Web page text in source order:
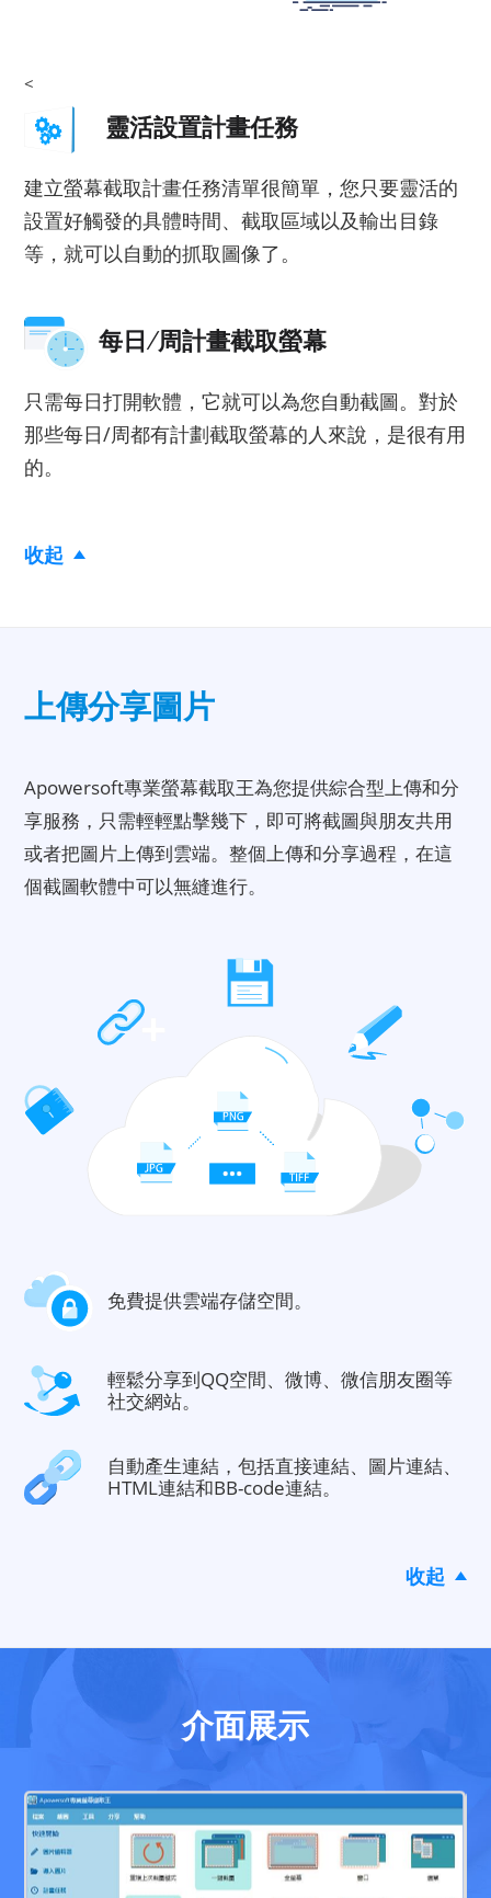
<
靈活設置計畫任務
建立螢幕截取計畫任務清單很簡單，您只要靈活的
設置好觸發的具體時間、截取區域以及輸出目錄
等，就可以自動的抓取圖像了。
每日/周計畫截取螢幕
只需每日打開軟體，它就可以為您自動截圖。對於
那些每日/周都有計劃截取螢幕的人來說，是很有用
的。
收起
上傳分享圖片
Apowersoft專業螢幕截取王為您提供綜合型上傳和分
享服務，只需輕輕點擊幾下，即可將截圖與朋友共用
或者把圖片上傳到雲端。整個上傳和分享過程，在這
個截圖軟體中可以無縫進行。
免費提供雲端存儲空間。
輕鬆分享到QQ空間、微博、微信朋友圈等
社交網站。
自動產生連結，包括直接連結、圖片連結、
HTML連結和BB-code連結。
收起
介面展示